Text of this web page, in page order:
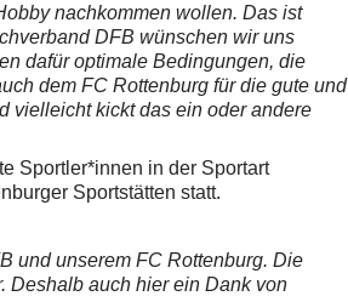
nachkommen wollen. Das ist
DFB wünschen wir uns
dafür optimale Bedingungen, die
dem FC Rottenburg für die gute und
vielleicht kickt das ein oder andere
Sportler*innen in der Sportart
Sportstätten statt.
und unserem FC Rottenburg. Die
Deshalb auch hier ein Dank von